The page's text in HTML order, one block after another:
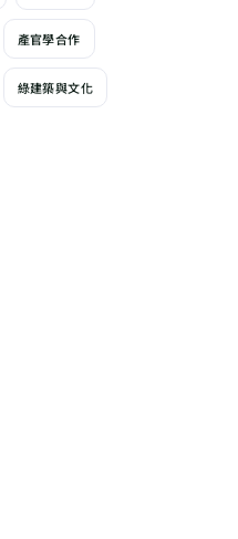
產官學合作
綠建築與文化